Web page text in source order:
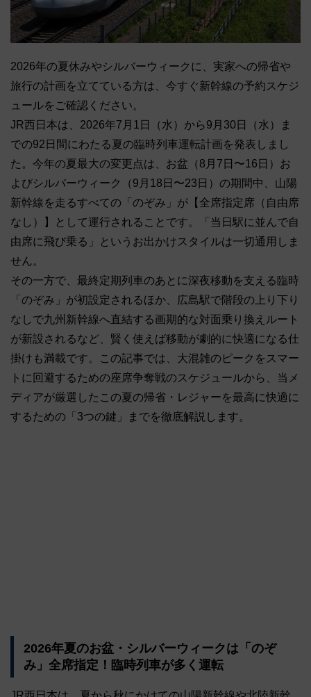
2026年の夏休みやシルバーウィークに、実家への帰省や
旅行の計画を立てている方は、今すぐ新幹線の予約スケジ
ュールをご確認ください。
JR西日本は、2026年7月1日（水）から9月30日（水）ま
での92日間にわたる夏の臨時列車運転計画を発表しまし
た。今年の夏最大の変更点は、お盆（8月7日〜16日）お
よびシルバーウィーク（9月18日〜23日）の期間中、山陽
新幹線を走るすべての「のぞみ」が【全席指定席（自由席
なし）】として運行されることです。「当日駅に並んで自
由席に飛び乗る」というお出かけスタイルは一切通用しま
せん。
その一方で、最終定期列車のあとに深夜移動を支える臨時
「のぞみ」が初設定されるほか、広島駅で階段の上り下り
なしで九州新幹線へ直結する画期的な対面乗り換えルート
が新設されるなど、賢く使えば移動が劇的に快適になる仕
掛けも満載です。この記事では、大混雑のピークをスマー
トに回避するための座席争奪戦のスケジュールから、当メ
ディアが厳選したこの夏の帰省・レジャーを最高に快適に
するための「3つの鍵」までを徹底解説します。
2026年夏のお盆・シルバーウィークは「のぞ
み」全席指定！臨時列車が多く運転